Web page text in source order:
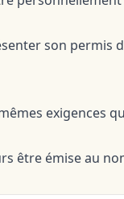
son permis
exigences
être émise au